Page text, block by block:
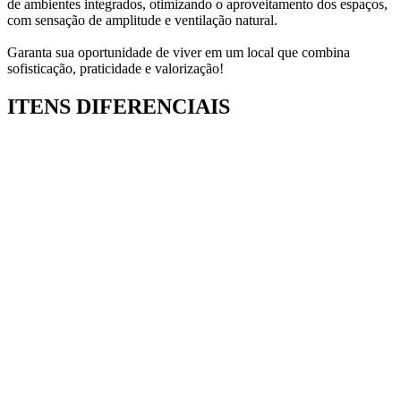
de ambientes integrados, otimizando o aproveitamento dos espaços,
com sensação de amplitude e ventilação natural.
Garanta sua oportunidade de viver em um local que combina
sofisticação, praticidade e valorização!
ITENS DIFERENCIAIS